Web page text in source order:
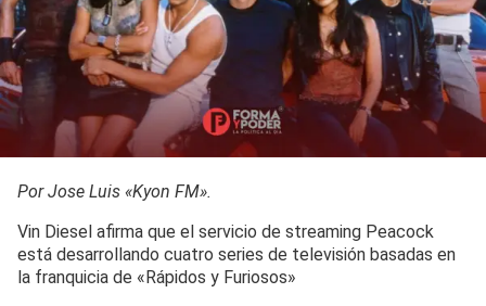
Por Jose Luis «Kyon FM».
Vin Diesel afirma que el servicio de streaming Peacock
está desarrollando cuatro series de televisión basadas en
la franquicia de «Rápidos y Furiosos»